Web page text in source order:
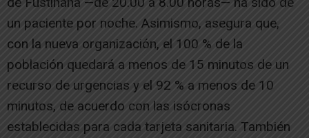
un paciente por noche. Asimismo, asegura que,
con la nueva organización, el 100 % de la
población quedará a menos de 15 minutos de un
recurso de urgencias y el 92 % a menos de 10
minutos, de acuerdo con las isócronas
establecidas para cada tarjeta sanitaria. También